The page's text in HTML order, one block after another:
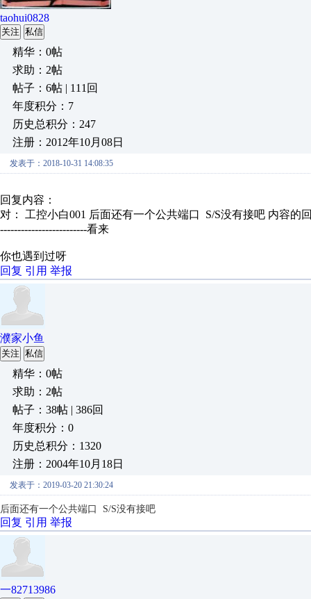
taohui0828
关注 私信
精华：0帖
求助：2帖
帖子：6帖 | 111回
年度积分：7
历史总积分：247
注册：2012年10月08日
发表于：2018-10-31 14:08:35
回复内容：
对： 工控小白001 后面还有一个公共端口 S/S没有接吧 内容的
-------------------------看来
你也遇到过呀
回复 引用 举报
濮家小鱼
关注 私信
精华：0帖
求助：2帖
帖子：38帖 | 386回
年度积分：0
历史总积分：1320
注册：2004年10月18日
发表于：2019-03-20 21:30:24
后面还有一个公共端口 S/S没有接吧
回复 引用 举报
一82713986